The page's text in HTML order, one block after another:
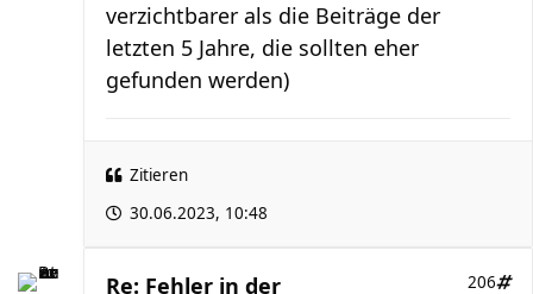
verzichtbarer als die Beiträge der
letzten 5 Jahre, die sollten eher
gefunden werden)
Zitieren
30.06.2023, 10:48
Re: Fehler in der
206